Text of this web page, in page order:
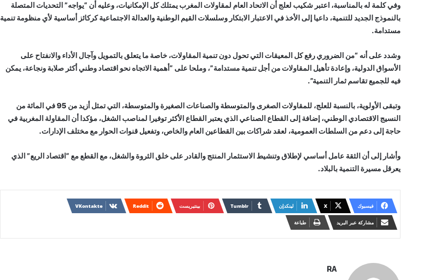
وفي كلمة له بالمناسبة، اعتبر شكيب لعلج أن الاتحاد العام لمقاولات المغرب يمتلك كل الإمكانيات، وعليه أن “يواجه” التحديات المتصلة
بالنموذج الجديد للتنمية، داعيا إلى الأخذ في الاعتبار الابتكار وسلسلات القيم الوطنية والعدالة الاجتماعية كركائز أساسية لأي منظومة تنمية
مستدامة.
وشدد على أنه “من الضروري رفع كل المعيقات التي تحول دون تنمية المقاولات، خاصة ما يتعلق بالتمويل وآجال الأداء والانفتاح على
الأسواق الدولية، وإعادة تأهيل المقاولات من أجل تنمية مستدامة”، وملحا على “أهمية الاتجاه نحو اقتصاد وطني أكثر صلابة ونجاعة، يمكن
فيه للجميع تقاسم ثمار التنمية”.
وتبقى الأولوية، بالنسبة للعلج، للمقاولات الصغرى والمتوسطة والصناعات الصغيرة والمتوسطة، التي تمثل أزيد من 95 في المائة من
النسيج الاقتصادي الوطني، إضافة إلى القطاع الصناعي الذي يعتبر القطاع الأكثر توفيرا لمناصب الشغل، مؤكدا أن المقاولة المغربية في
حاجة إلى دعم من السلطات العمومية، لعقد شراكات بين القطاعين العام والخاص، وتفعيل قنوات الحوار مع مختلف الإدارات.
وأشار إلى أن الثقة عامل أساسي لإطلاق وتنشيط الاستثمار المنتج والقادر على خلق الثروة والشغل، مع القطع مع “اقتصاد الريع” الذي
يعرقل مسيرة التنمية بالبلاد.
فيسبوك X لينكدإن بينتيريست
مشاركة عبر البريد طباعة
RA